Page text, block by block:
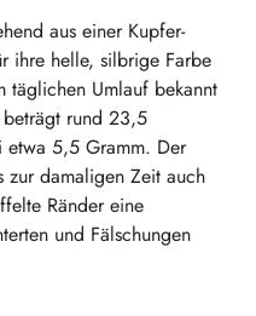
aus einer Kupfer-
ihre helle, silbrige Farbe
täglichen Umlauf bekannt
beträgt rund 23,5
5,5 Gramm. Der
zur damaligen Zeit auch
Ränder eine
und Fälschungen